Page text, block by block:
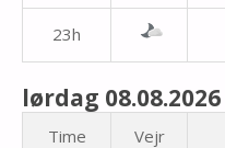
23h
lørdag 08.08.2026
Time Vejr